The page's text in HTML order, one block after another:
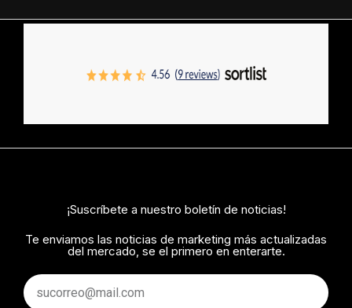
¡Suscríbete a nuestro boletín de noticias!
Te enviamos las noticias de marketing más actualizadas
del mercado, se el primero en enterarte.
Email